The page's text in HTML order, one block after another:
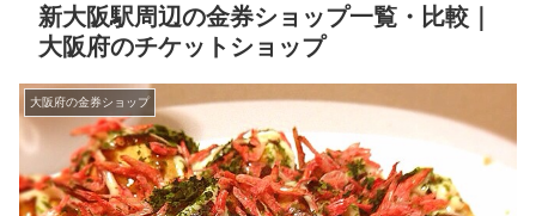
新大阪駅周辺の金券ショップ一覧・比較｜
大阪府のチケットショップ
大阪府の金券ショップ